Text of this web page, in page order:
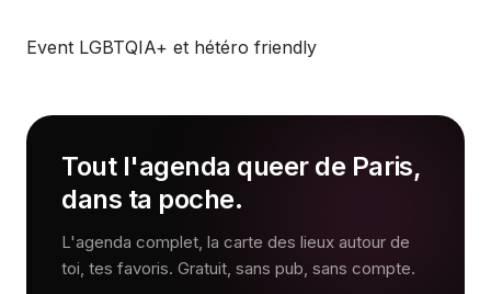
Event LGBTQIA+ et hétéro friendly
Tout l'agenda queer de Paris,
dans ta poche.
L'agenda complet, la carte des lieux autour de
toi, tes favoris. Gratuit, sans pub, sans compte.